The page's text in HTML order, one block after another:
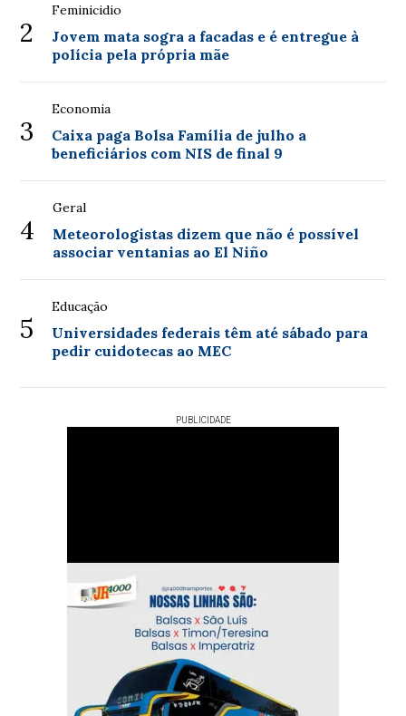
2
Feminicidio
Jovem mata sogra a facadas e é entregue à
polícia pela própria mãe
3
Economia
Caixa paga Bolsa Família de julho a
beneficiários com NIS de final 9
4
Geral
Meteorologistas dizem que não é possível
associar ventanias ao El Niño
5
Educação
Universidades federais têm até sábado para
pedir cuidotecas ao MEC
PUBLICIDADE